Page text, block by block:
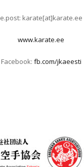
e.post: karate[at]karate.ee
www.karate.ee
Facebook: fb.com/jkaeesti